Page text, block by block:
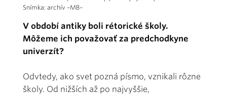
Snímka: archív –MB–
V období antiky boli rétorické školy.
Môžeme ich považovať za predchodkyne
univerzít?
Odvtedy, ako svet pozná písmo, vznikali rôzne
školy. Od nižších až po najvyššie,